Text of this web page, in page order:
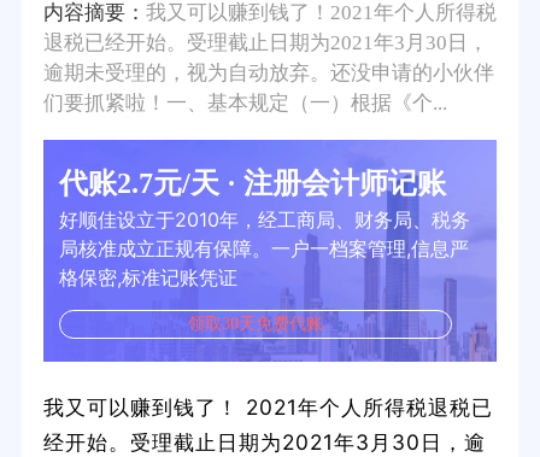
内容摘要： 我又可以赚到钱了！2021年个人所得税
退税已经开始。受理截止日期为2021年3月30日，
逾期未受理的，视为自动放弃。还没申请的小伙伴
们要抓紧啦！一、基本规定（一）根据《个...
代账2.7元/天 · 注册会计师记账
好顺佳设立于2010年，经工商局、财务局、税务
局核准成立正规有保障。一户一档案管理,信息严
格保密,标准记账凭证
领取30天免费代账
我又可以赚到钱了！ 2021年个人所得税退税已
经开始。受理截止日期为2021年3月30日，逾